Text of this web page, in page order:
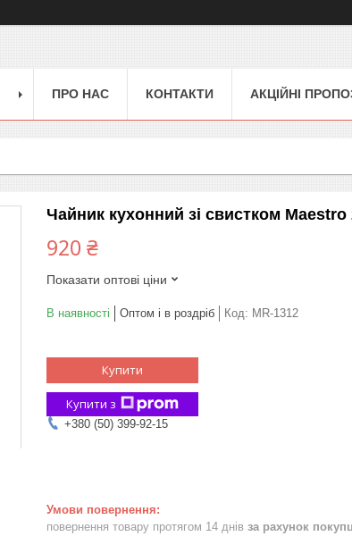
ПРО НАС КОНТАКТИ АКЦІЙНІ
Чайник кухонний зі свистком
920 ₴
Показати оптові ціни
В наявності Оптом і в роздріб Код: MR-1312
Купити
Купити з
+380 (50) 399-92-15
повернення товару протягом 14 днів за рахунок